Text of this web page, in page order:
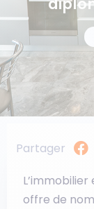
Partager
offre de